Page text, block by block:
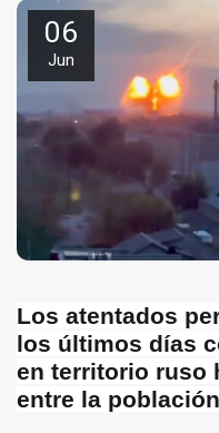
06
Jun
Los atentados
los últimos días
en territorio ruso
entre la